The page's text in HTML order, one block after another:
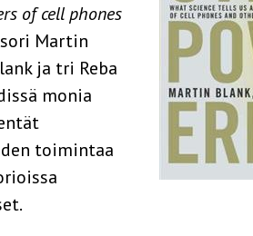
of cell phones
Martin
ja tri Reba
monia
toimintaa